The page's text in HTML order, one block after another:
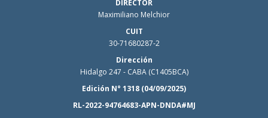
DIRECTOR
Maximiliano Melchior
CUIT
30-71680287-2
Dirección
Hidalgo 247 - CABA (C1405BCA)
Edición N° 1318 (04/09/2025)
RL-2022-94764683-APN-DNDA#MJ